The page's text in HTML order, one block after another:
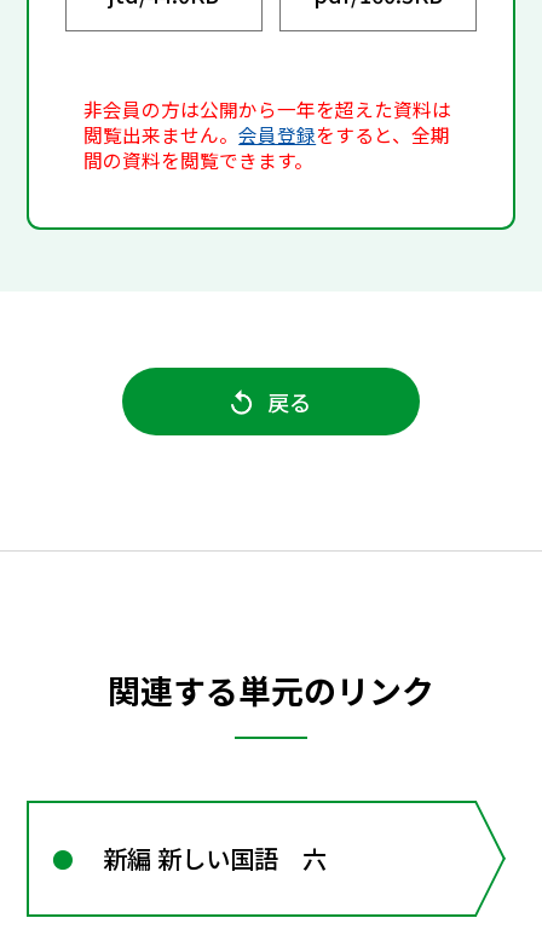
非会員の方は公開から一年を超えた資料は
閲覧出来ません。会員登録をすると、全期
間の資料を閲覧できます。
戻る
関連する単元のリンク
新編 新しい国語 六